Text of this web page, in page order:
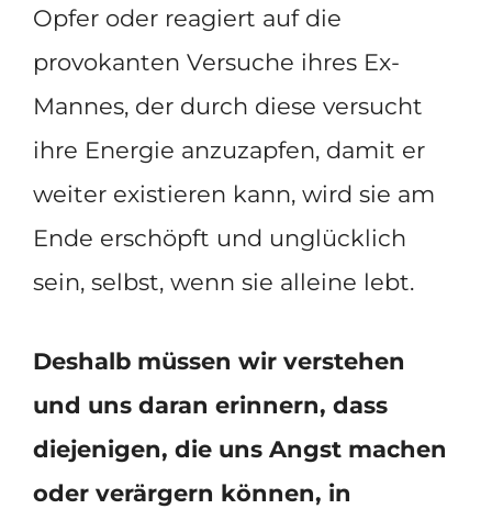
Opfer oder reagiert auf die
provokanten Versuche ihres Ex-
Mannes, der durch diese versucht
ihre Energie anzuzapfen, damit er
weiter existieren kann, wird sie am
Ende erschöpft und unglücklich
sein, selbst, wenn sie alleine lebt.
Deshalb müssen wir verstehen
und uns daran erinnern, dass
diejenigen, die uns Angst machen
oder verärgern können, in